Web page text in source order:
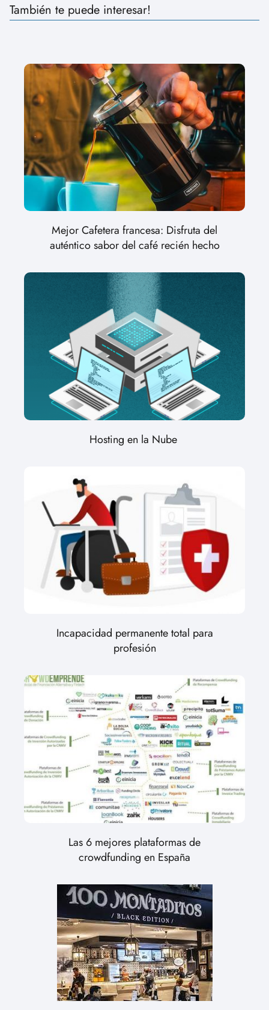
También te puede interesar!
Mejor Cafetera francesa: Disfruta del
auténtico sabor del café recién hecho
Hosting en la Nube
Incapacidad permanente total para
profesión
Las 6 mejores plataformas de
crowdfunding en España